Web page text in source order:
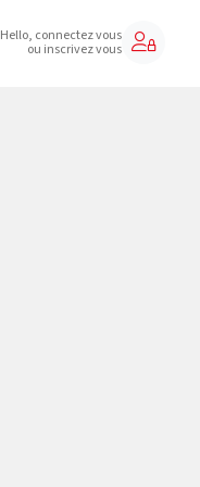
Hello, connectez vous
ou inscrivez vous